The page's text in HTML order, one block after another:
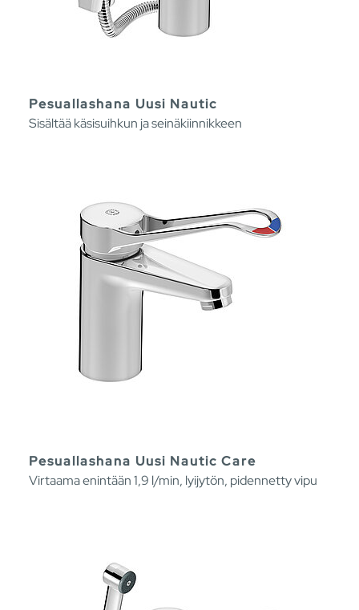
Pesuallashana Uusi Nautic
Sisältää käsisuihkun ja seinäkiinnikkeen
Pesuallashana Uusi Nautic Care
Virtaama enintään 1,9 l/min, lyijytön, pidennetty vipu